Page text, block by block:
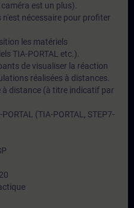
est un plus).
n'est nécessaire pour profiter
les matériels
TIA-PORTAL etc.).
de visualiser la réaction
réalisées à distances.
à distance (à titre indicatif par
(TIA-PORTAL, STEP7-